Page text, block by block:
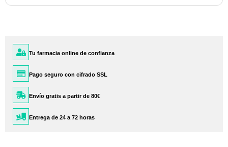
Tu farmacia online de confianza
Pago seguro con cifrado SSL
Envío gratis a partir de 80€
Entrega de 24 a 72 horas